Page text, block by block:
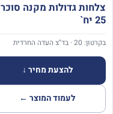
צלחות גדולות מקנה סוכר
25 יח`
בקרטון: 20 · בד"צ העדה החרדית
להצעת מחיר ↓
לעמוד המוצר ←